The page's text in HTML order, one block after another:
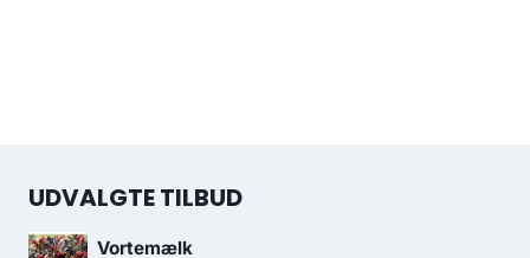
UDVALGTE TILBUD
Vortemælk